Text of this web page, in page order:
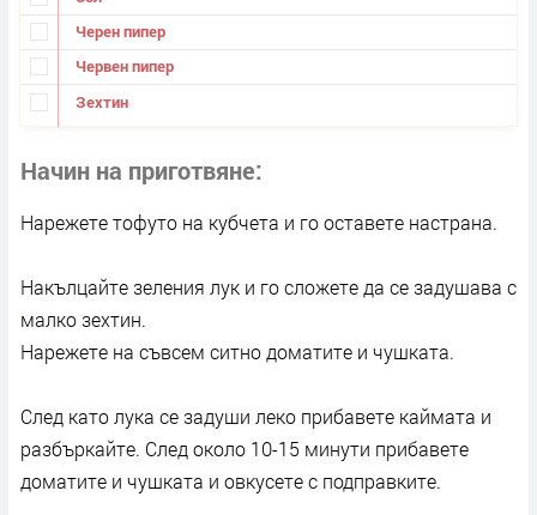
Черен пипер
Червен пипер
Зехтин
Начин на приготвяне
Нарежете тофуто на кубчета и го оставете настрана.
Накълцайте зеления лук и го сложете да се задушава с
малко зехтин.
Нарежете на съвсем ситно доматите и чушката.
След като лука се задуши леко прибавете каймата и
разбъркайте. След около 10-15 минути прибавете
доматите и чушката и овкусете с подправките.